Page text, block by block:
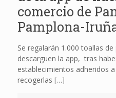
comercio de
Pamplona-
Se regalarán 1.000 toallas
descarguen la app, tras
establecimientos adheridos
recogerlas […]